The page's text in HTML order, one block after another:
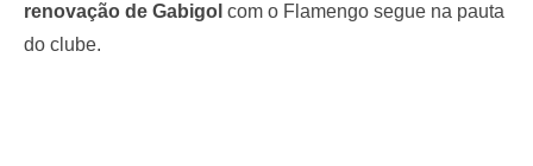
renovação de Gabigol com o Flamengo segue na pauta
do clube.